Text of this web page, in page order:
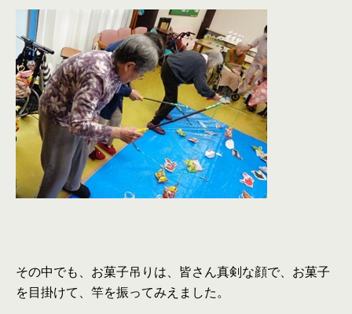
その中でも、お菓子吊りは、皆さん真剣な顔で、お菓子
を目掛けて、竿を振ってみえました。